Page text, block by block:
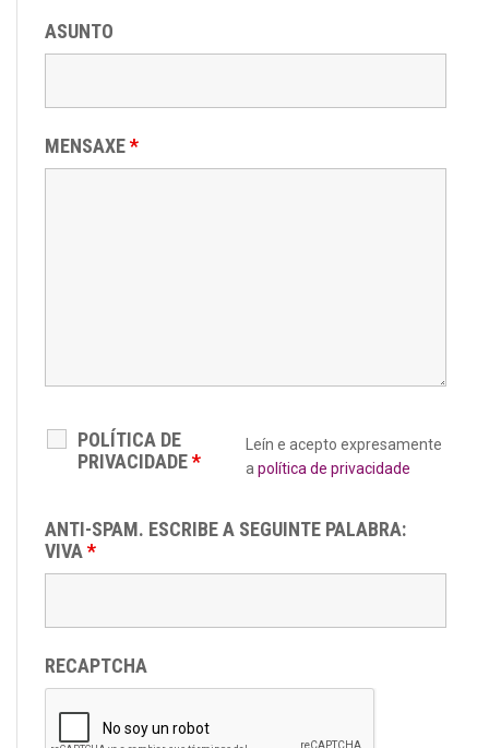
ASUNTO
MENSAXE*
POLÍTICA DE
PRIVACIDADE*
Leín e acepto expresamente
a política de privacidade
ANTI-SPAM. ESCRIBE A SEGUINTE PALABRA:
VIVA*
RECAPTCHA